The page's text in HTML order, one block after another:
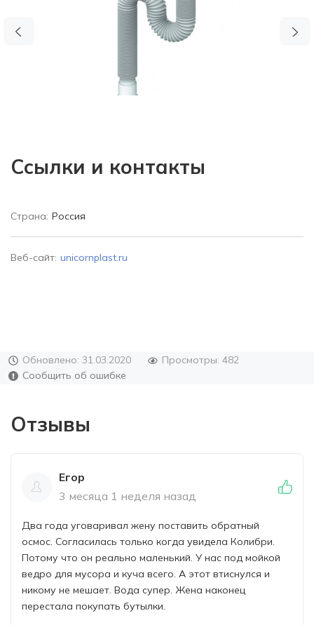
Ссылки и контакты
Страна: Россия
Веб-сайт: unicornplast.ru
Обновлено: 31.03.2020
Просмотры: 482
Сообщить об ошибке
Отзывы
Егор
3 месяца 1 неделя назад
Два года уговаривал жену поставить обратный
осмос. Согласилась только когда увидела Колибри.
Потому что он реально маленький. У нас под мойкой
ведро для мусора и куча всего. А этот втиснулся и
никому не мешает. Вода супер. Жена наконец
перестала покупать бутылки.